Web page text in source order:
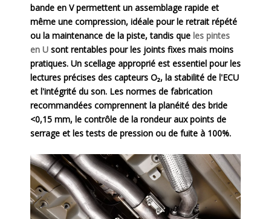
bande en V permettent un assemblage rapide et
même une compression, idéale pour le retrait répété
ou la maintenance de la piste, tandis que les pintes
en U sont rentables pour les joints fixes mais moins
pratiques. Un scellage approprié est essentiel pour les
lectures précises des capteurs O₂, la stabilité de l'ECU
et l'intégrité du son. Les normes de fabrication
recommandées comprennent la planéité des bride
<0,15 mm, le contrôle de la rondeur aux points de
serrage et les tests de pression ou de fuite à 100%.